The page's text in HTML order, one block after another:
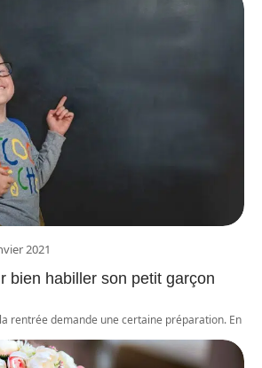
2021
bien habiller son petit garçon
rentrée demande une certaine préparation. En